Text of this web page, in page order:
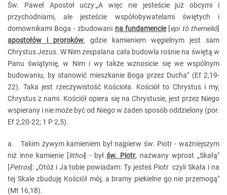
Św. Paweł Apostoł uczy:„A więc nie jesteście już obcymi i
przychodniami, ale jesteście współobywatelami świętych i
domownikami Boga - zbudowani na fundamencie[epi tô themeliô]
apostołów i proroków, gdzie kamieniem węgielnym jest sam
Chrystus Jezus. W Nim zespalana cała budowla rośnie na świętą w
Panu świątynię, w Nim i wy także wznosicie się we wspólnym
budowaniu, by stanowić mieszkanie Boga przez Ducha" (Ef 2,19-
22). Taka jest rzeczywistość Kościoła. Kościół to Chrystus i my,
Chrystus z nami. Kościół opiera się na Chrystusie, jest przez Niego
wspierany i nie może być od Niego w żaden sposób oddzielony (por.
Ef 2,20-22; 1 P 2,5).
a. Takim żywym kamieniem był najpierw św. Piotr - ważniejszym
niż inne kamienie [lithoi] - byłśw. Piotr, nazwany wprost „Skałą"
[Petros]: „Otóż i Ja tobie powiadam: Ty jesteś Piotr czyli Skała i na
tej Skale zbuduję Kościół mój, a bramy piekielne go nie przemogą"
(Mt 16,18).